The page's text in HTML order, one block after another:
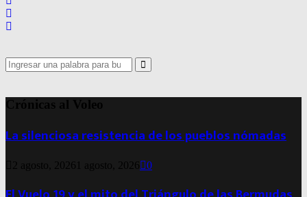
Search
for:
Search
Crónicas al Voleo
La silenciosa resistencia de los pueblos nómadas
2 agosto, 2026 1 agosto, 2026 0